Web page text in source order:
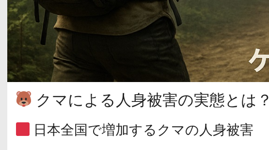
クマによる人身被害の実態とは？
日本全国で増加するクマの人身被害